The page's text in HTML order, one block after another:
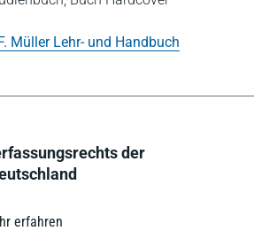
Müller Lehr- und Handbuch
der
erfahren